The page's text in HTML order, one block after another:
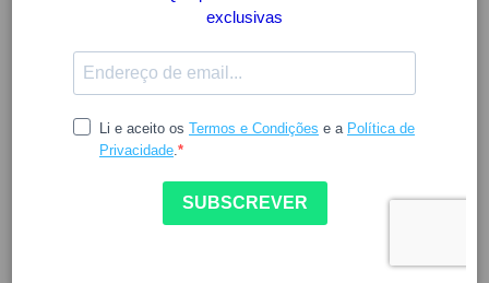
CANTABRIA
A Cantabria Labs foi fundada há 25 anos em Espanha.
à Dermatologia, apresenta uma taxa anual de
A Cantabria Labs é a nova identidade corporativa da IFC